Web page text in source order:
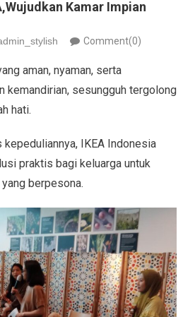
Kamar Impian
Comment(0)
aman, nyaman, serta
kemandirian, sesungguh tergolong
hati.
kepeduliannya, IKEA Indonesia
praktis bagi keluarga untuk
berpesona.